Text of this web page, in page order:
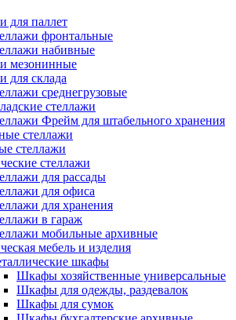
для паллет
фронтальные
набивные
мезонинные
для склада
среднегрузовые
стеллажи
Фрейм для штабельного хранения
стеллажи
стеллажи
стеллажи
для рассады
для офиса
для хранения
в гараж
мобильные архивные
мебель и изделия
шкафы
Шкафы хозяйственные универсальные
Шкафы для одежды, раздевалок
Шкафы для сумок